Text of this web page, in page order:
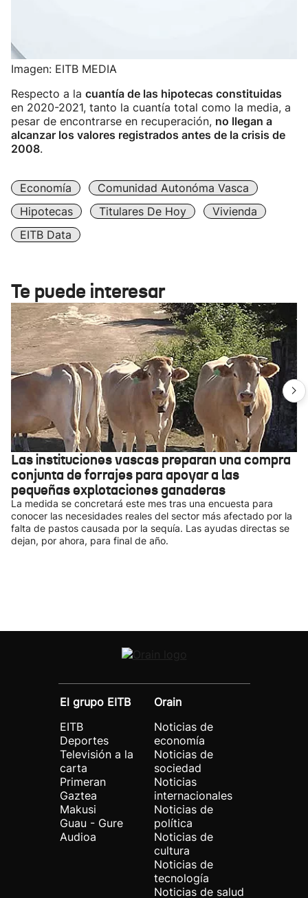
Imagen: EITB MEDIA
Respecto a la cuantía de las hipotecas constituidas
en 2020-2021, tanto la cuantía total como la media, a
pesar de encontrarse en recuperación, no llegan a
alcanzar los valores registrados antes de la crisis de
2008.
Economía
Comunidad Autonóma Vasca
Hipotecas
Titulares De Hoy
Vivienda
EITB Data
Te puede interesar
Las instituciones vascas preparan una compra
conjunta de forrajes para apoyar a las
pequeñas explotaciones ganaderas
La medida se concretará este mes tras una encuesta para
conocer las necesidades reales del sector más afectado por la
falta de pastos causada por la sequía. Las ayudas directas se
dejan, por ahora, para final de año.
El grupo EITB
EITB
Deportes
Televisión a la
carta
Primeran
Gaztea
Makusi
Guau - Gure
Audioa
Orain
Noticias de
economía
Noticias de
sociedad
Noticias
internacionales
Noticias de
política
Noticias de
cultura
Noticias de
tecnología
Noticias de salud